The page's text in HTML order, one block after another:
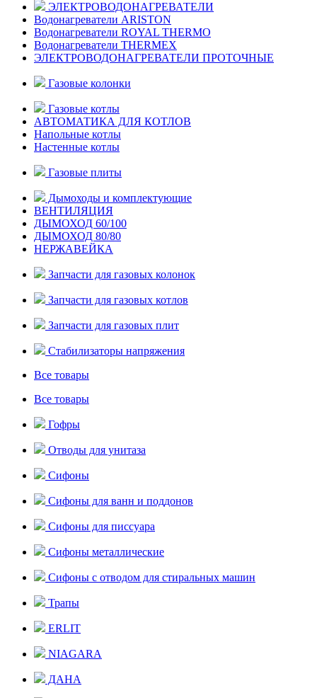
ЭЛЕКТРОВОДОНАГРЕВАТЕЛИ
Водонагреватели ARISTON
Водонагреватели ROYAL THERMO
Водонагреватели THERMEX
ЭЛЕКТРОВОДОНАГРЕВАТЕЛИ ПРОТОЧНЫЕ
Газовые колонки
Газовые котлы
АВТОМАТИКА ДЛЯ КОТЛОВ
Напольные котлы
Настенные котлы
Газовые плиты
Дымоходы и комплектующие
ВЕНТИЛЯЦИЯ
ДЫМОХОД 60/100
ДЫМОХОД 80/80
НЕРЖАВЕЙКА
Запчасти для газовых колонок
Запчасти для газовых котлов
Запчасти для газовых плит
Стабилизаторы напряжения
Все товары
Все товары
Гофры
Отводы для унитаза
Сифоны
Сифоны для ванн и поддонов
Сифоны для писсуара
Сифоны металлические
Сифоны с отводом для стиральных машин
Трапы
ERLIT
NIAGARA
ДАНА